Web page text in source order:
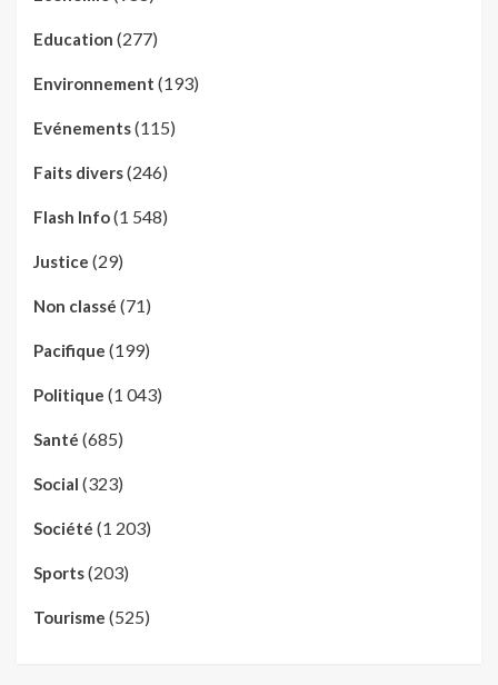
Education (277)
Environnement (193)
Evénements(115)
Faits divers(246)
Flash Info(1 548)
Justice (29)
Non classé (71)
Pacifique (199)
Politique (1 043)
Santé (685)
Social (323)
Société (1 203)
Sports(203)
Tourisme (525)